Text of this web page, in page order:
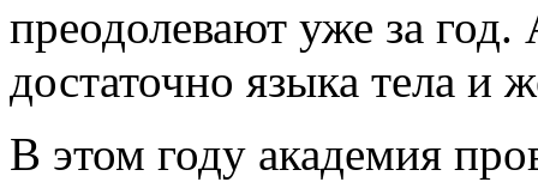
преодолевают уже за
достаточно языка тела и
В этом году академия